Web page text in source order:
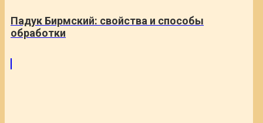
Падук Бирмский: свойства и способы
обработки